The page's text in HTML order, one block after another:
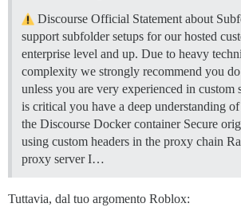
Discourse Official Statement about
support subfolder setups for our hosted
enterprise level and up. Due to heavy
complexity we strongly recommend you
unless you are very experienced in custom
is critical you have a deep understanding
the Discourse Docker container Secure
using custom headers in the proxy chain
proxy server I…
Tuttavia, dal tuo argomento Roblox: